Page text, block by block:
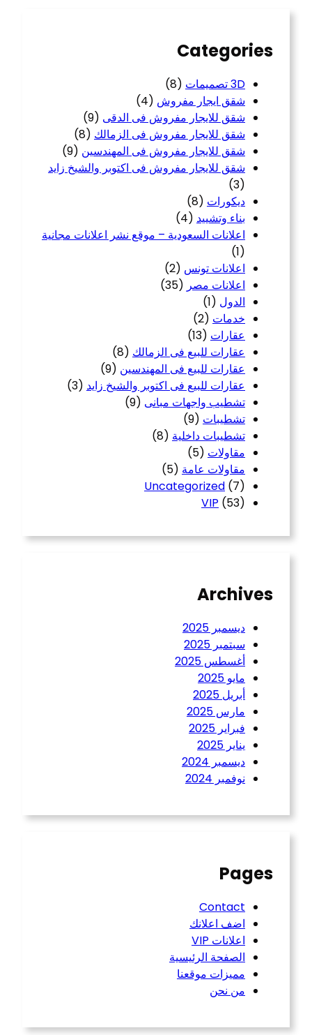
Categories
3D تصميمات
(8)
شقق ايجار مفروش (4)
شقق للايجار مفروش فى الدقى (9)
شقق للايجار مفروش فى الزمالك (8)
شقق للايجار مفروش فى المهندسين (9)
شقق للايجار مفروش فى اكتوبر والشيخ زايد
(3)
ديكورات (8)
بناء وتشييد (4)
اعلانات السعودية – موقع نشر اعلانات مجانية
(1)
اعلانات تونس (2)
اعلانات مصر (35)
الدول (1)
خدمات (2)
عقارات (13)
عقارات للبيع فى الزمالك (8)
عقارات للبيع فى المهندسين (9)
عقارات للبيع فى اكتوبر والشيخ زايد (3)
تشطيب واجهات مبانى (9)
تشطيبات (9)
تشطيبات داخلية (8)
مقاولات (5)
مقاولات عامة (5)
Uncategorized (7)
VIP (53)
Archives
ديسمبر 2025
سبتمبر 2025
أغسطس 2025
مايو 2025
أبريل 2025
مارس 2025
فبراير 2025
يناير 2025
ديسمبر 2024
نوفمبر 2024
Pages
Contact
اضف اعلانك
اعلانات VIP
الصفحة الرئيسية
مميزات موقعنا
من نحن